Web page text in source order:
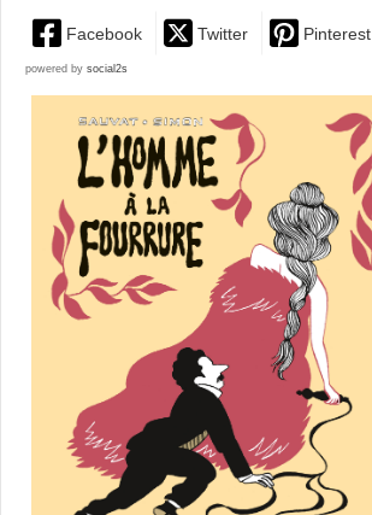
Facebook Twitter Pinterest
powered by social2s